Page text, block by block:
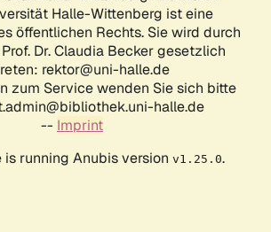
Halle-Wittenberg ist eine
öffentlichen Rechts. Sie wird durch
Dr. Claudia Becker gesetzlich
rektor@uni-halle.de
zum Service wenden Sie sich bitte
halle.de
-- Imprint
is running Anubis version v1.25.0.